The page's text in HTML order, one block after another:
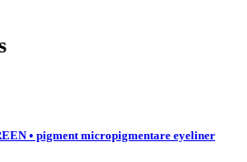
• pigment micropigmentare eyeliner